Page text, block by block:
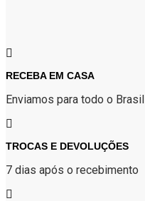
RECEBA EM CASA
Enviamos para todo o Brasil
TROCAS E DEVOLUÇÕES
7 dias após o recebimento